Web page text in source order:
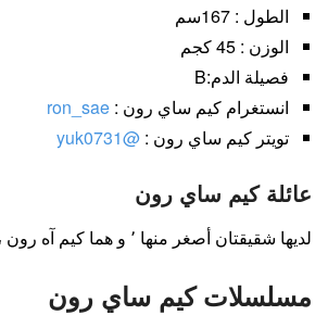
الطول : 167سم
الوزن : 45 كجم
فصيلة الدم:B
انستغرام كيم ساي رون : ron_sae
تويتر كيم ساي رون : @yuk0731
عائلة كيم ساي رون
لديها شقيقتان أصغر منها ٬ و هما كيم آه رون ، كيم يي رون .
مسلسلات كيم ساي رون